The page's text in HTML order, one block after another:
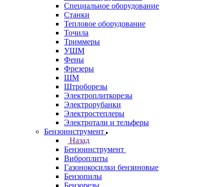
Специальное оборудование
Станки
Тепловое оборудование
Точила
Триммеры
УШМ
Фены
Фрезеры
ШМ
Штроборезы
Электроплиткорезы
Электрорубанки
Электростеплеры
Электротали и тельферы
Бензоинструмент
Назад
Бензоинструмент
Виброплиты
Газонокосилки бензиновые
Бензопилы
Бензорезы